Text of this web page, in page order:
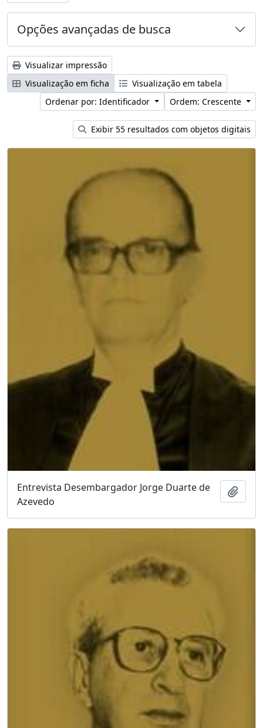
Opções avançadas de busca
Visualizar impressão
Visualização em ficha
Visualização em tabela
Ordenar por: Identificador
Ordem: Crescente
Exibir 55 resultados com objetos digitais
Entrevista Desembargador Jorge Duarte de
Azevedo